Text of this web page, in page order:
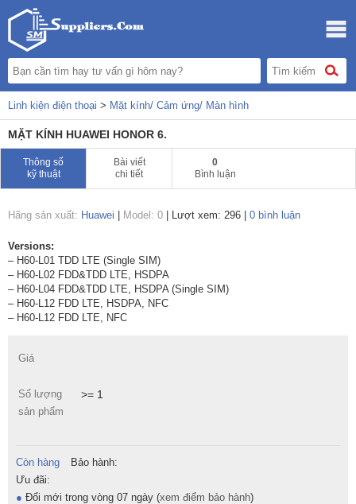
Linh kiện điện thoại > Mặt kính/ Cảm ứng/ Màn hình
MẶT KÍNH HUAWEI HONOR 6.
Thông số
kỹ thuật
Bài viết
chi tiết
0
Bình luận
Hãng sản xuất: Huawei Model: 0 Lượt xem: 296 0 bình luận
Versions:
– H60-L01 TDD LTE (Single SIM)
– H60-L02 FDD&TDD LTE, HSDPA
– H60-L04 FDD&TDD LTE, HSDPA (Single SIM)
– H60-L12 FDD LTE, HSDPA, NFC
– H60-L12 FDD LTE, NFC
Giá
Số lượng
sản phẩm
>= 1
Còn hàng
Bảo hành:
Ưu đãi:
● Đổi mới trong vòng 07 ngày (xem điểm bảo hành)